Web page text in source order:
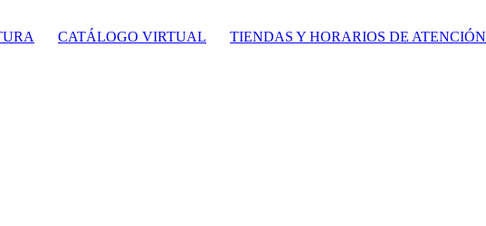
CATÁLOGO VIRTUAL TIENDAS Y HORARIOS DE ATENCIÓN